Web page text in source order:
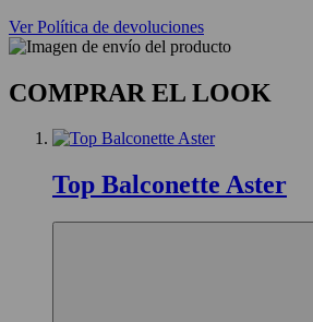
Ver Política de devoluciones
COMPRAR EL LOOK
Top Balconette Aster